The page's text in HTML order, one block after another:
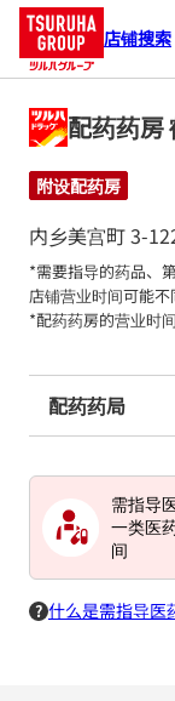
店铺搜索
配药药房
附设配药房
内乡美宫町 3-
*需要指导的药品、
店铺营业时间可能不
*配药药房的营业时
配药药局
需指导
一类医
间
什么是需指导医